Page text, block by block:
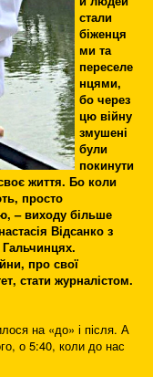
стали
біженця
ми та
переселе
нцями,
бо через
цю війну
змушені
були
покинути
життя. Бо коли
просто
– виходу більше
Відсанко з
про свої
стати журналістом.
на «до» і після. А
о 5:40, коли до нас